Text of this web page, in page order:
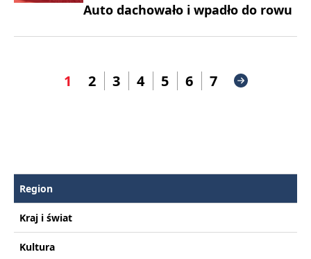
Auto dachowało i wpadło do rowu
1 2 3 4 5 6 7
Region
Kraj i świat
Kultura